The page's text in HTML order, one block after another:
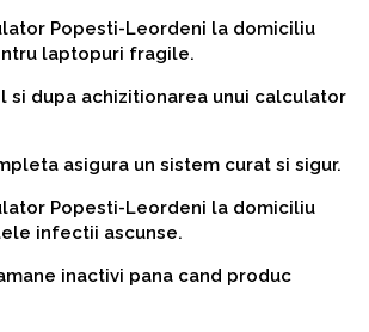
Popesti-Leordeni la domiciliu
laptopuri fragile.
si dupa achizitionarea unui calculator
asigura un sistem curat si sigur.
Popesti-Leordeni la domiciliu
infectii ascunse.
inactivi pana cand produc